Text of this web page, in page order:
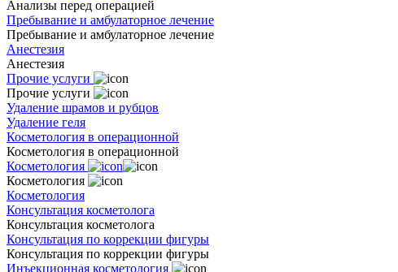
Анализы перед операцией
Пребывание и амбулаторное лечение
Пребывание и амбулаторное лечение
Анестезия
Анестезия
Прочие услуги
Прочие услуги
Удаление шрамов и рубцов
Удаление геля
Косметология в операционной
Косметология в операционной
Косметология
Косметология
Косметология
Консультация косметолога
Консультация косметолога
Консультация по коррекции фигуры
Консультация по коррекции фигуры
Инъекционная косметология